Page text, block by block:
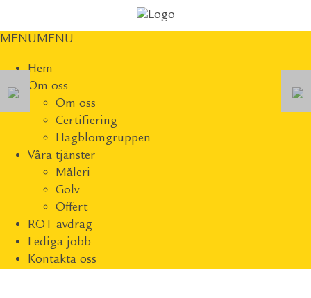
MENUMENU
Hem
Om oss
Om oss
Certifiering
Hagblomgruppen
Våra tjänster
Måleri
Golv
Offert
ROT-avdrag
Lediga jobb
Kontakta oss